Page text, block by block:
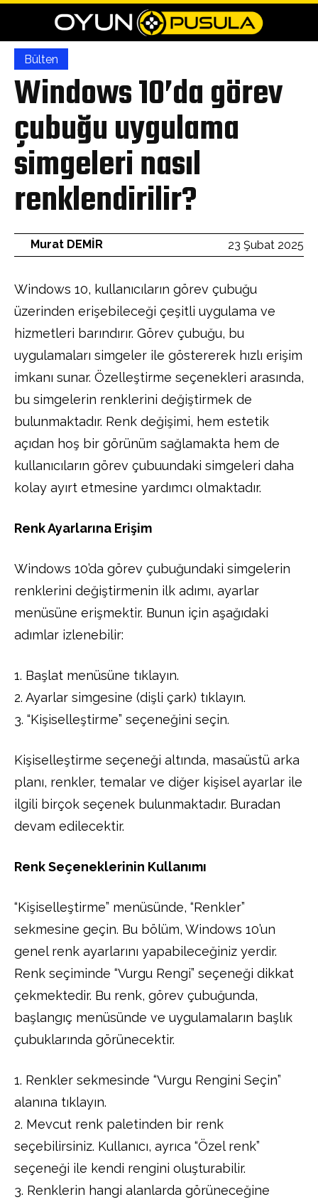
Bülten
Windows 10’da görev
çubuğu uygulama
simgeleri nasıl
renklendirilir?
23 Şubat 2025
Murat DEMİR
Windows 10, kullanıcıların görev çubuğu
üzerinden erişebileceği çeşitli uygulama ve
hizmetleri barındırır. Görev çubuğu, bu
uygulamaları simgeler ile göstererek hızlı erişim
imkanı sunar. Özelleştirme seçenekleri arasında,
bu simgelerin renklerini değiştirmek de
bulunmaktadır. Renk değişimi, hem estetik
açıdan hoş bir görünüm sağlamakta hem de
kullanıcıların görev çubuundaki simgeleri daha
kolay ayırt etmesine yardımcı olmaktadır.
Renk Ayarlarına Erişim
Windows 10’da görev çubuğundaki simgelerin
renklerini değiştirmenin ilk adımı, ayarlar
menüsüne erişmektir. Bunun için aşağıdaki
adımlar izlenebilir:
1. Başlat menüsüne tıklayın.
2. Ayarlar simgesine (dişli çark) tıklayın.
3. “Kişiselleştirme” seçeneğini seçin.
Kişiselleştirme seçeneği altında, masaüstü arka
planı, renkler, temalar ve diğer kişisel ayarlar ile
ilgili birçok seçenek bulunmaktadır. Buradan
devam edilecektir.
Renk Seçeneklerinin Kullanımı
“Kişiselleştirme” menüsünde, “Renkler”
sekmesine geçin. Bu bölüm, Windows 10’un
genel renk ayarlarını yapabileceğiniz yerdir.
Renk seçiminde “Vurgu Rengi” seçeneği dikkat
çekmektedir. Bu renk, görev çubuğunda,
başlangıç menüsünde ve uygulamaların başlık
çubuklarında görünecektir.
1. Renkler sekmesinde “Vurgu Rengini Seçin”
alanına tıklayın.
2. Mevcut renk paletinden bir renk
seçebilirsiniz. Kullanıcı, ayrıca “Özel renk”
seçeneği ile kendi rengini oluşturabilir.
3. Renklerin hangi alanlarda görüneceğine